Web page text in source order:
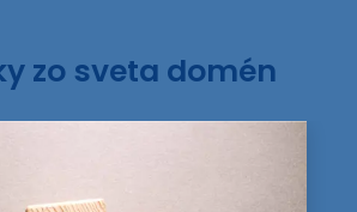
zo sveta domén